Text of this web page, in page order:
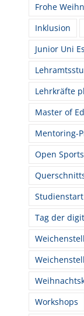
Frohe
Inklusion
Junior Uni
Lehrkräfte
Master of
Mentoring-
Open Sports
Studienstart
Tag der
Workshops